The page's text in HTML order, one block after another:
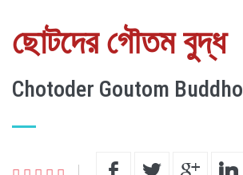
ছোটদের গৌতম বুদ্ধ
Chotoder Goutom Buddho